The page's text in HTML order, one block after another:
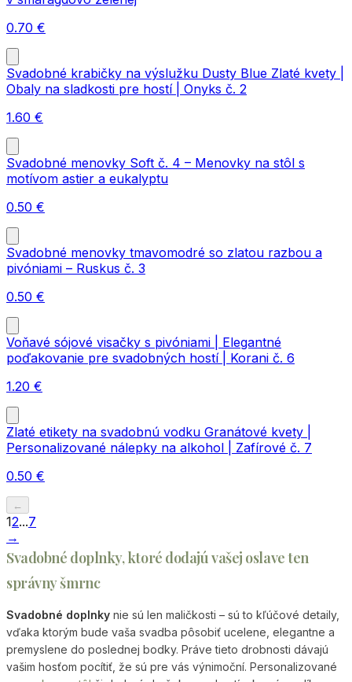
0.70 €
Svadobné krabičky na výslužku Dusty Blue Zlaté kvety |
Obaly na sladkosti pre hostí | Onyks č. 2
1.60 €
Svadobné menovky Soft č. 4 – Menovky na stôl s
motívom astier a eukalyptu
0.50 €
Svadobné menovky tmavomodré so zlatou razbou a
pivóniami – Ruskus č. 3
0.50 €
Voňavé sójové visačky s pivóniami | Elegantné
poďakovanie pre svadobných hostí | Korani č. 6
1.20 €
Zlaté etikety na svadobnú vodku Granátové kvety |
Personalizované nálepky na alkohol | Zafírové č. 7
0.50 €
←
12...7
→
Svadobné doplnky, ktoré dodajú vašej oslave ten
správny šmrnc
Svadobné doplnky nie sú len maličkosti – sú to kľúčové detaily,
vďaka ktorým bude vaša svadba pôsobiť ucelene, elegantne a
premyslene do poslednej bodky. Práve tieto drobnosti dávajú
vašim hosťom pocítiť, že sú pre vás výnimoční. Personalizované